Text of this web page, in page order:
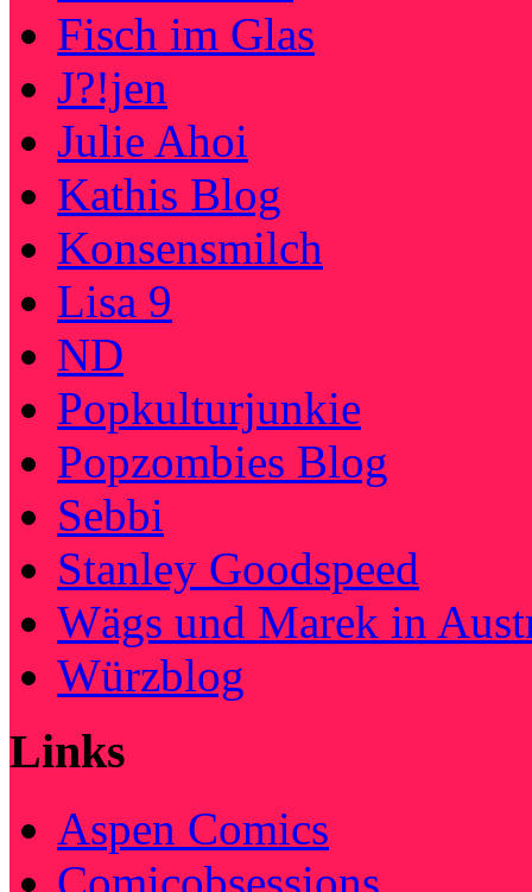
Fisch im Glas
J?!jen
Julie Ahoi
Kathis Blog
Konsensmilch
Lisa 9
ND
Popkulturjunkie
Popzombies Blog
Sebbi
Stanley Goodspeed
Wägs und Marek in
Würzblog
Links
Aspen Comics